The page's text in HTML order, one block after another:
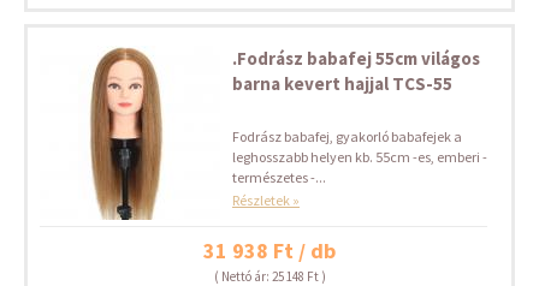
.Fodrász babafej 55cm világos
barna kevert hajjal TCS-55
Fodrász babafej, gyakorló babafejek a
leghosszabb helyen kb. 55cm -es, emberi -
természetes -...
Részletek »
31 938 Ft / db
( Nettó ár: 25 148 Ft )